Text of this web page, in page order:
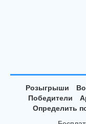
Розыгрыши
Победители
Определить